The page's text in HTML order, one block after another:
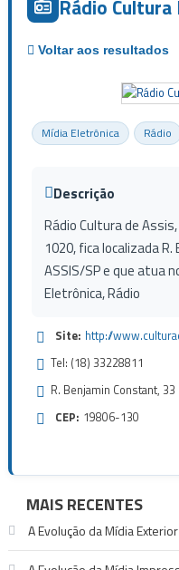
Rádio Cultura
Mídia Eletrônica Rádio
Descrição
Rádio Cultura de
1020, fica localizada
ASSIS/SP e que atua
Eletrônica, Rádio
Site: http://
Tel: (18) 33228811
R. Benjamin Constant,
CEP: 19806-130
MAIS RECENTES
A Evolução da Mídia